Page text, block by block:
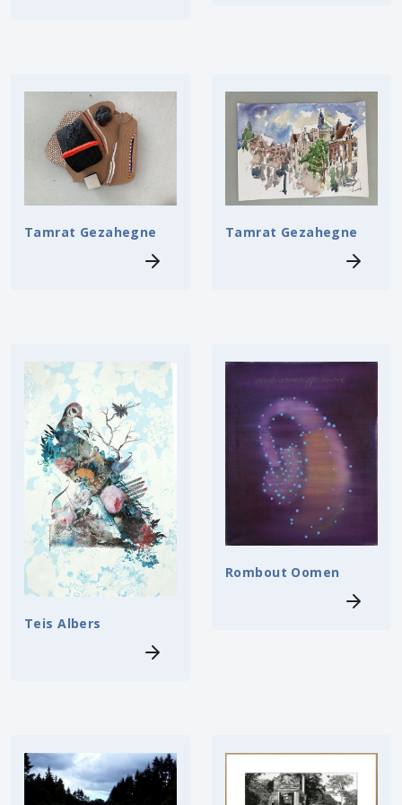
Tamrat Gezahegne Tamrat Gezahegne
Teis Albers
Rombout Oomen